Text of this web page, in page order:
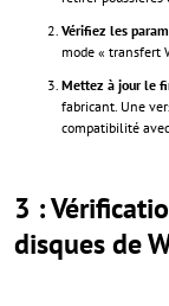
Vérifiez les
mode « transfert
Mettez à jour le
fabricant. Une
compatibilité
3 :
disques de